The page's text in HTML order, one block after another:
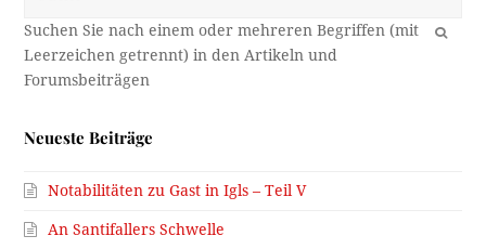
OK
Neueste Beiträge
Notabilitäten zu Gast in Igls – Teil V
An Santifallers Schwelle